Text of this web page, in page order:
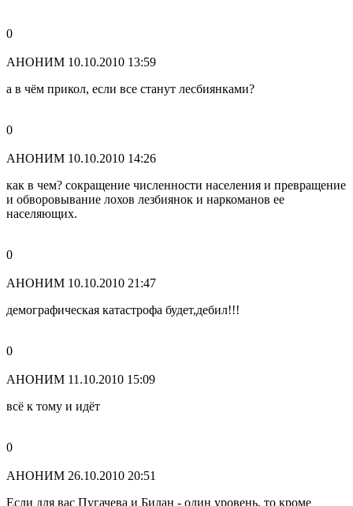
0
АНОНИМ 10.10.2010 13:59
а в чём прикол, если все станут лесбиянками?
0
АНОНИМ 10.10.2010 14:26
как в чем? сокращение численности населения и превращение
и обворовывание лохов лезбиянок и наркоманов ее
населяющих.
0
АНОНИМ 10.10.2010 21:47
демографическая катастрофа будет,дебил!!!
0
АНОНИМ 11.10.2010 15:09
всё к тому и идёт
0
АНОНИМ 26.10.2010 20:51
Если для вас Пугачева и Билан - один уровень, то кроме